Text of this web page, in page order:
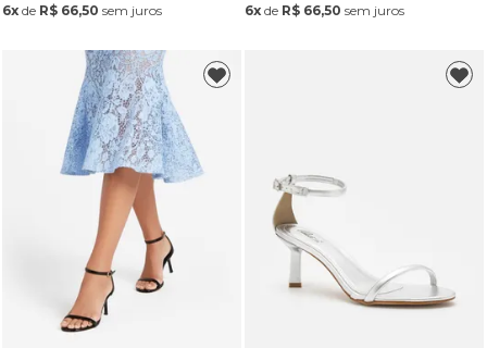
6xde R$ 66,50 sem juros 6x de R$ 66,50 sem juros